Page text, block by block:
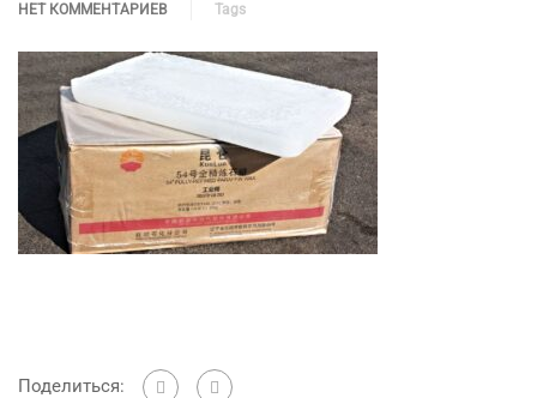
НЕТ КОММЕНТАРИЕВ
Tags
Поделиться: